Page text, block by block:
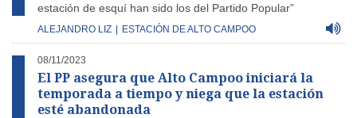
estación de esquí han sido los del Partido Popular”
ALEJANDRO LIZ ESTACIÓN DE ALTO CAMPOO
08/11/2023
El PP asegura que Alto Campoo iniciará la
temporada a tiempo y niega que la estación
esté abandonada